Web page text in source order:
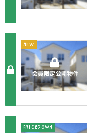
NEW
PRICEDOWN